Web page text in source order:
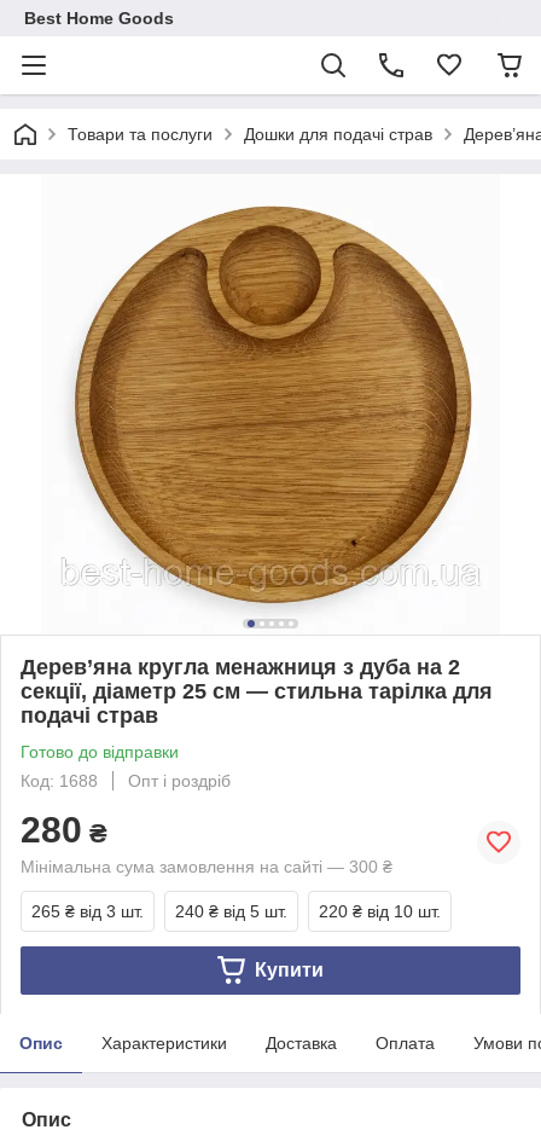
Best Home Goods
Товари та послуги Дошки для подачі страв
Дерев’яна кругла менажниця з дуба на 2
секції, діаметр 25 см — стильна тарілка для
подачі страв
Готово до відправки
Код: 1688
Опт і роздріб
280 ₴
Мінімальна сума замовлення на сайті — 300 ₴
265 ₴ від 3 шт. 240 ₴ від 5 шт. 220 ₴ від 10 шт.
Купити
Опис Характеристики Доставка Оплата Умови
Опис